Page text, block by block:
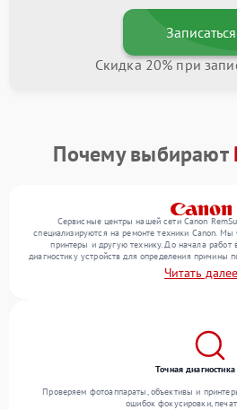
Записаться
Скидка 20% при
Почему выбирают
Сервисные центры нашей сети Canon
специализируются на ремонте техники Canon. Мы
принтеры и другую технику. До начала
диагностику устройств для определения
перечень необходимых работ и их стоимость,
деталей по необходимости. В концеЧитать далее
Точная
Проверяем фотоаппараты, объективы и
ошибок фокусировки,